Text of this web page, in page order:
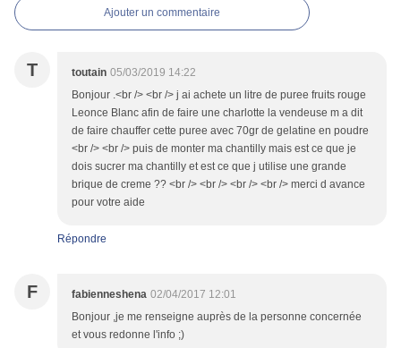
Ajouter un commentaire
T toutain 05/03/2019 14:22
Bonjour .<br /> <br /> j ai achete un litre de puree fruits rouge
Leonce Blanc afin de faire une charlotte la vendeuse m a dit
de faire chauffer cette puree avec 70gr de gelatine en poudre
<br /> <br /> puis de monter ma chantilly mais est ce que je
dois sucrer ma chantilly et est ce que j utilise une grande
brique de creme ?? <br /> <br /> <br /> <br /> merci d avance
pour votre aide
Répondre
F fabienneshena 02/04/2017 12:01
Bonjour ,je me renseigne auprès de la personne concernée
et vous redonne l'info ;)